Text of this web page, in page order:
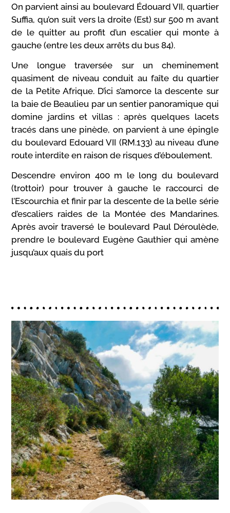
On parvient ainsi au boulevard Édouard VII, quartier
Suffia, qu’on suit vers la droite (Est) sur 500 m avant
de le quitter au profit d’un escalier qui monte à
gauche (entre les deux arrêts du bus 84).
Une longue traversée sur un cheminement
quasiment de niveau conduit au faîte du quartier
de la Petite Afrique. D’ici s’amorce la descente sur
la baie de Beaulieu par un sentier panoramique qui
domine jardins et villas : après quelques lacets
tracés dans une pinède, on parvient à une épingle
du boulevard Edouard VII (RM.133) au niveau d’une
route interdite en raison de risques d’éboulement.
Descendre environ 400 m le long du boulevard
(trottoir) pour trouver à gauche le raccourci de
l’Escourchia et finir par la descente de la belle série
d’escaliers raides de la Montée des Mandarines.
Après avoir traversé le boulevard Paul Déroulède,
prendre le boulevard Eugène Gauthier qui amène
jusqu’aux quais du port